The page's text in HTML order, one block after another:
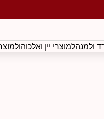
ולמנהלמוצרי יין ואלכוהול